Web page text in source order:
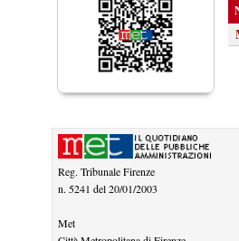
Reg. Tribunale Firenze
n. 5241 del 20/01/2003
Met